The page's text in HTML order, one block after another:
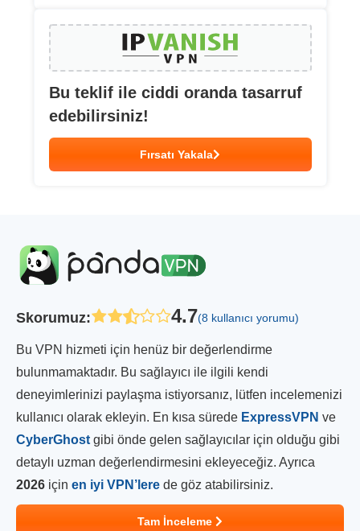
Bu teklif ile ciddi oranda tasarruf
edebilirsiniz!
Fırsatı Yakala
Skorumuz: 4.7(8 kullanıcı yorumu)
Bu VPN hizmeti için henüz bir değerlendirme
bulunmamaktadır. Bu sağlayıcı ile ilgili kendi
deneyimlerinizi paylaşma istiyorsanız, lütfen incelemenizi
kullanıcı olarak ekleyin. En kısa sürede ExpressVPN ve
CyberGhost gibi önde gelen sağlayıcılar için olduğu gibi
detaylı uzman değerlendirmesini ekleyeceğiz. Ayrıca
2026 için en iyi VPN’lere de göz atabilirsiniz.
Tam İnceleme